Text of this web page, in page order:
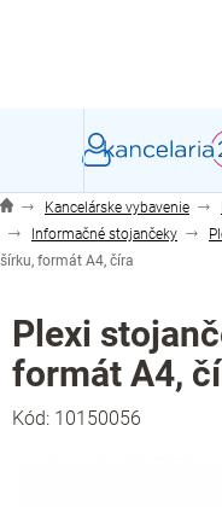
Kancelárske vybavenie
Informačné stojančeky
šírku, formát A4, číra
Plexi
formát A4,
Kód: 10150056